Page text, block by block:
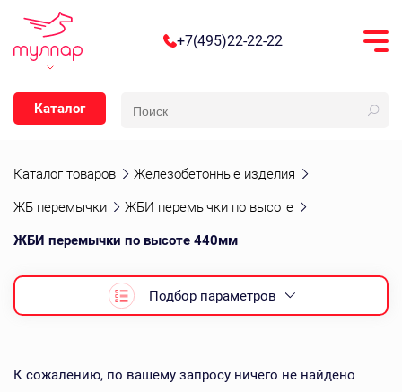
+7(495)22-22-22
Каталог
Каталог товаров Железобетонные изделия
ЖБ перемычки ЖБИ перемычки по высоте
ЖБИ перемычки по высоте 440мм
Подбор параметров
К сожалению, по вашему запросу ничего не найдено